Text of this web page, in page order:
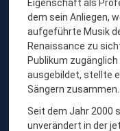
V
O
K
A
L
E
Eigenschaft als
dem sein Anliegen,
aufgeführte Musik
Renaissance zu
Publikum
ausgebildet, stellte
Sängern zusammen.
Seit dem Jahr 2000
unverändert in der